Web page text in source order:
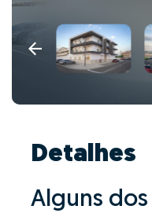
Detalhes
Alguns